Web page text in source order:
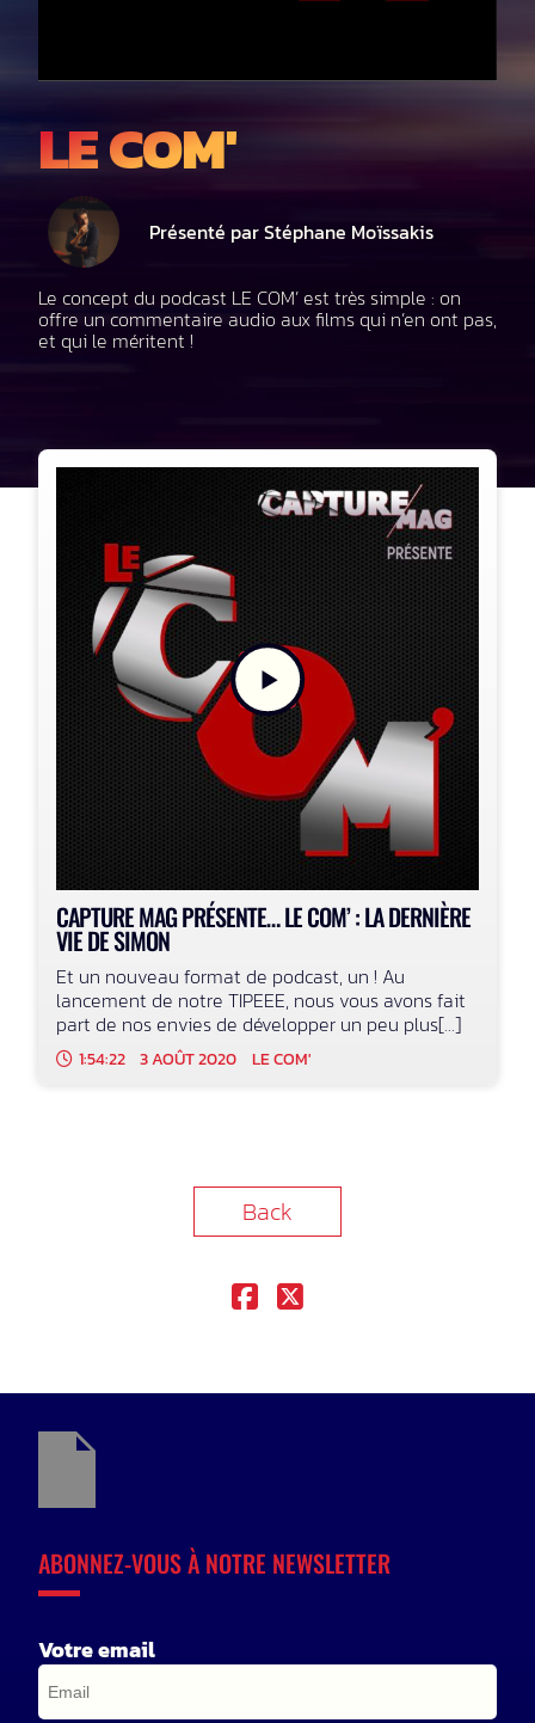
LE COM'
Présenté par Stéphane Moïssakis
Le concept du podcast LE COM’ est très simple : on
offre un commentaire audio aux films qui n’en ont pas,
et qui le méritent !
CAPTURE MAG PRÉSENTE… LE COM’ : LA DERNIÈRE
VIE DE SIMON
Et un nouveau format de podcast, un ! Au
lancement de notre TIPEEE, nous vous avons fait
part de nos envies de développer un peu plus[...]
1:54:22 3 AOÛT 2020 LE COM'
Back
ABONNEZ-VOUS À NOTRE NEWSLETTER
Votre email